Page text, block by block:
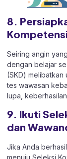
8.
Seiring angin
dengan belajar
(SKD) melibatkan
tes wawasan
lupa,
9. Ikuti
dan
Jika Anda